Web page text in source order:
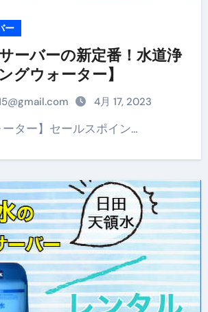
ー
ーバーの新定番！水道浄
グウォーター】
4月 17, 2023
ォーター】セールスポイン…